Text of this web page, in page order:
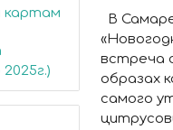
картам
В
встреча
образах
самого